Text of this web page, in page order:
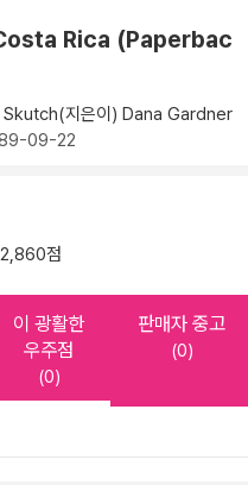
Rica (Paperbac
지은이) Dana Gardner
09-22
점
이 광활한
우주점
(0)
판매자 중고
(0)